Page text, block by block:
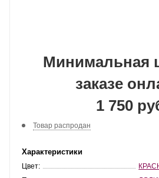
Минимальная
заказе
1 750
Товар распродан
Характеристики
Цвет: